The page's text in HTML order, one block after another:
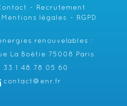
Recrutement
Mentions légales RGPD
renouvelables :
La Boétie 75008 Paris
33 1 48 78 05 60
contact@enr.fr